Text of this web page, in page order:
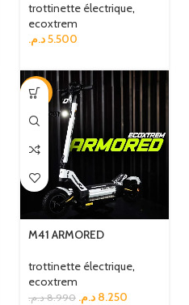
trottinette électrique,
ecoxtrem
5.500د.م.
-8%
M41 ARMORED
trottinette électrique,
ecoxtrem
8.990 د.م. 8.250 د.م.